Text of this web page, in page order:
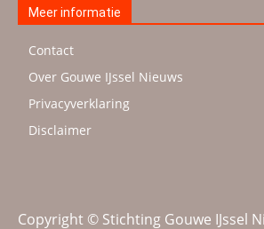
Meer informatie
Contact
Over Gouwe IJssel Nieuws
Privacyverklaring
Disclaimer
Copyright © Stichting Gouwe IJssel